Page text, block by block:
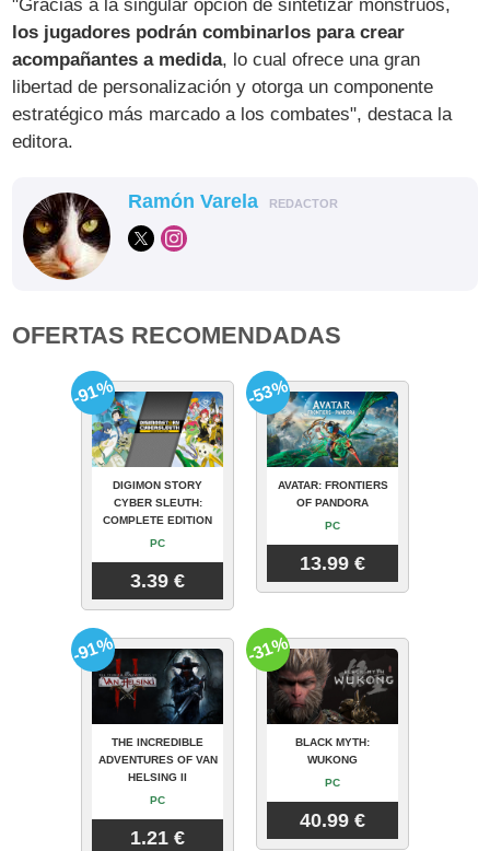
"Gracias a la singular opción de sintetizar monstruos,
los jugadores podrán combinarlos para crear
acompañantes a medida, lo cual ofrece una gran
libertad de personalización y otorga un componente
estratégico más marcado a los combates", destaca la
editora.
Ramón Varela REDACTOR
OFERTAS RECOMENDADAS
DIGIMON STORY
CYBER SLEUTH:
COMPLETE EDITION
PC
3.39 €
-91%
AVATAR: FRONTIERS
OF PANDORA
PC
13.99 €
-53%
THE INCREDIBLE
ADVENTURES OF VAN
HELSING II
PC
1.21 €
-91%
BLACK MYTH:
WUKONG
PC
40.99 €
-31%